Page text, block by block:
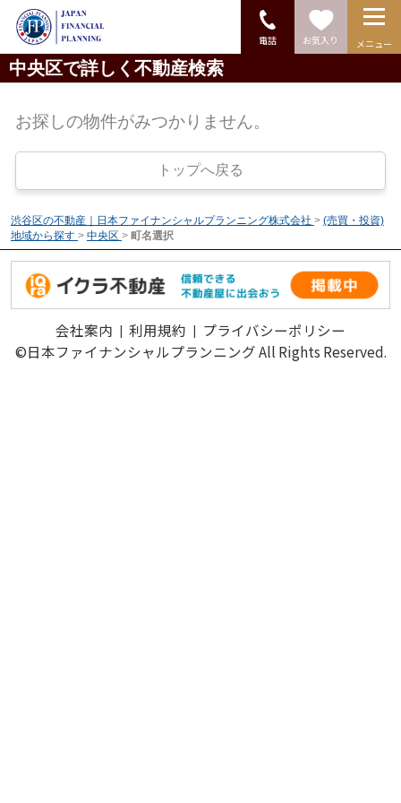
電話 お気入り メニュー
中央区で詳しく不動産検索
お探しの物件がみつかりません。
トップへ戻る
渋谷区の不動産｜日本ファイナンシャルプランニング株式会社 > (売買・投資)
地域から探す > 中央区 > 町名選択
会社案内 利用規約
プライバシーポリシー
©日本ファイナンシャルプランニング All Rights Reserved.